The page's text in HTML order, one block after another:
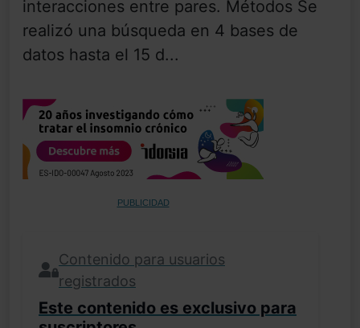
interacciones entre pares. Métodos Se
realizó una búsqueda en 4 bases de
datos hasta el 15 d...
PUBLICIDAD
Contenido para usuarios
registrados
Este contenido es exclusivo para